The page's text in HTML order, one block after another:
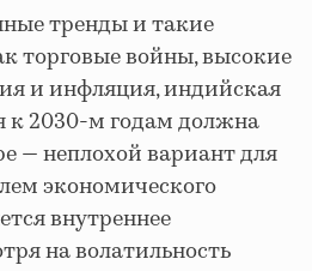
тренды и такие
торговые войны, высокие
и инфляция, индийская
к 2030-м годам должна
— неплохой вариант для
экономического
внутреннее
на волатильность